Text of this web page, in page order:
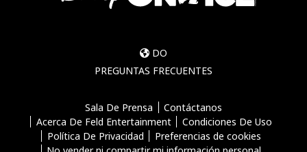
DO
PREGUNTAS FRECUENTES
Sala De Prensa
Contáctanos
Acerca De Feld Entertainment
Condiciones De Uso
Política De Privacidad
Preferencias de cookies